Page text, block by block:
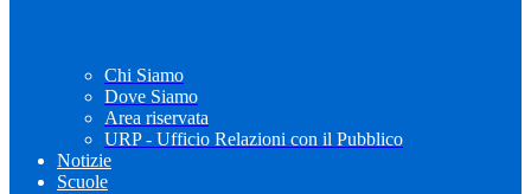
Chi Siamo
Dove Siamo
Area riservata
URP - Ufficio Relazioni con il Pubblico
Notizie
Scuole